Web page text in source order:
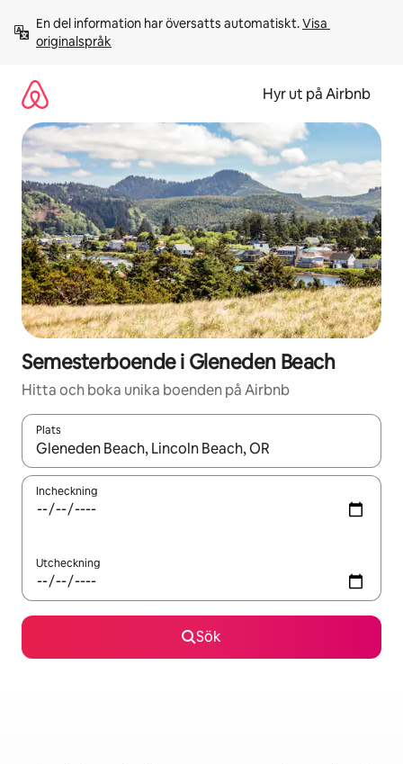
innehåll
En del information har översatts automatiskt. Visa
originalspråk
Hyr ut på Airbnb
Semesterboende i Gleneden Beach
Hitta och boka unika boenden på Airbnb
Plats
När resultaten är tillgängliga kan du navigera med upp- och
Incheckning
Utcheckning
Sök